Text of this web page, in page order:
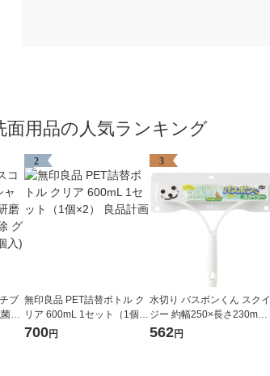
面用品の人気ランキング
ブ
ス
呂
2
無印良品 PET詰替ボトル ク
リア 600mL 1セット（1個×
2） 良品計画
700円
3
水切り バスボンくん スクイ
ジー 約幅250×長さ230mm
山崎産業
562円